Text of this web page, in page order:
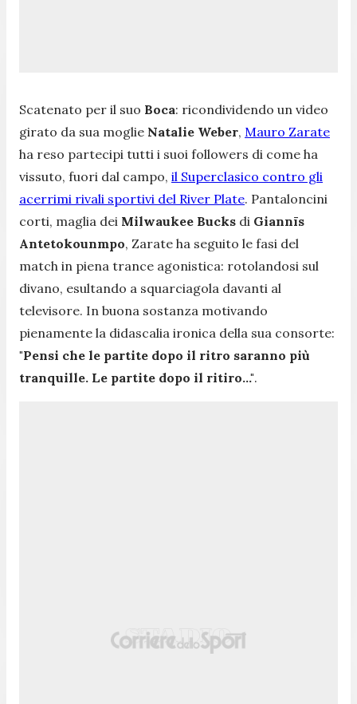
Scatenato per il suo Boca: ricondividendo un video
girato da sua moglie Natalie Weber, Mauro Zarate
ha reso partecipi tutti i suoi followers di come ha
vissuto, fuori dal campo, il Superclasico contro gli
acerrimi rivali sportivi del River Plate. Pantaloncini
corti, maglia dei Milwaukee Bucks di Giannīs
Antetokounmpo, Zarate ha seguito le fasi del
match in piena trance agonistica: rotolandosi sul
divano, esultando a squarciagola davanti al
televisore. In buona sostanza motivando
pienamente la didascalia ironica della sua consorte:
"Pensi che le partite dopo il ritro saranno più
tranquille. Le partite dopo il ritiro...".